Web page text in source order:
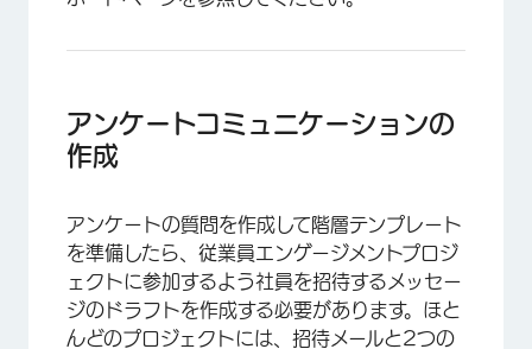
アンケートコミュニケーションの
作成
アンケートの質問を作成して階層テンプレート
を準備したら、従業員エンゲージメントプロジ
ェクトに参加するよう社員を招待するメッセー
ジのドラフトを作成する必要があります。ほと
んどのプロジェクトには、招待メールと2つの